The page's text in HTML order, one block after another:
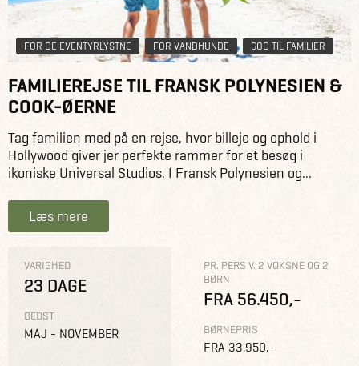
FOR DE EVENTYRLYSTNE FOR VANDHUNDE GOD TIL FAMILIER
FAMILIEREJSE TIL FRANSK POLYNESIEN &
COOK-ØERNE
Tag familien med på en rejse, hvor billeje og ophold i
Hollywood giver jer perfekte rammer for et besøg i
ikoniske Universal Studios. I Fransk Polynesien og...
Læs mere
VARIGHED
23 DAGE
BEDST
MAJ - NOVEMBER
PR. PERS V. 2 VOKSNE OG 2
BØRN
FRA 56.450,-
BØRNEPRIS
FRA 33.950,-